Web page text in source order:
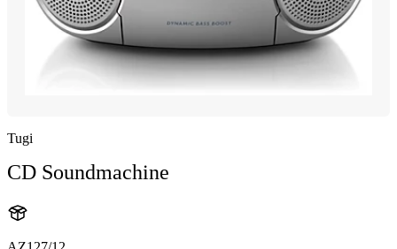
Tugi
CD Soundmachine